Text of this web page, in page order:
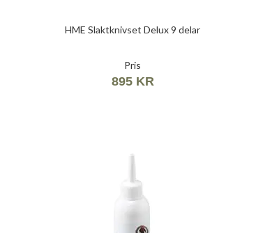
HME Slaktknivset Delux 9 delar
Pris
895 KR